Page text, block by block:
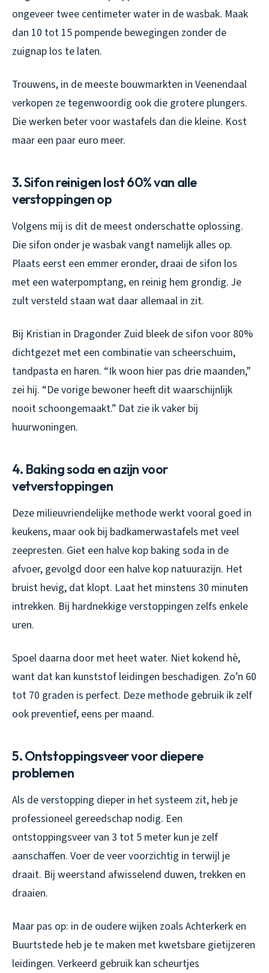
ongeveer twee centimeter water in de wasbak. Maak
dan 10 tot 15 pompende bewegingen zonder de
zuignap los te laten.
Trouwens, in de meeste bouwmarkten in Veenendaal
verkopen ze tegenwoordig ook die grotere plungers.
Die werken beter voor wastafels dan die kleine. Kost
maar een paar euro meer.
3. Sifon reinigen lost 60% van alle
verstoppingen op
Volgens mij is dit de meest onderschatte oplossing.
Die sifon onder je wasbak vangt namelijk alles op.
Plaats eerst een emmer eronder, draai de sifon los
met een waterpomptang, en reinig hem grondig. Je
zult versteld staan wat daar allemaal in zit.
Bij Kristian in Dragonder Zuid bleek de sifon voor 80%
dichtgezet met een combinatie van scheerschuim,
tandpasta en haren. “Ik woon hier pas drie maanden,”
zei hij. “De vorige bewoner heeft dit waarschijnlijk
nooit schoongemaakt.” Dat zie ik vaker bij
huurwoningen.
4. Baking soda en azijn voor
vetverstoppingen
Deze milieuvriendelijke methode werkt vooral goed in
keukens, maar ook bij badkamerwastafels met veel
zeepresten. Giet een halve kop baking soda in de
afvoer, gevolgd door een halve kop natuurazijn. Het
bruist hevig, dat klopt. Laat het minstens 30 minuten
intrekken. Bij hardnekkige verstoppingen zelfs enkele
uren.
Spoel daarna door met heet water. Niet kokend hè,
want dat kan kunststof leidingen beschadigen. Zo’n 60
tot 70 graden is perfect. Deze methode gebruik ik zelf
ook preventief, eens per maand.
5. Ontstoppingsveer voor diepere
problemen
Als de verstopping dieper in het systeem zit, heb je
professioneel gereedschap nodig. Een
ontstoppingsveer van 3 tot 5 meter kun je zelf
aanschaffen. Voer de veer voorzichtig in terwijl je
draait. Bij weerstand afwisselend duwen, trekken en
draaien.
Maar pas op: in de oudere wijken zoals Achterkerk en
Buurtstede heb je te maken met kwetsbare gietijzeren
leidingen. Verkeerd gebruik kan scheurtjes